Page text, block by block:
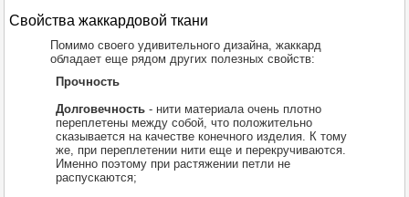
Свойства жаккардовой ткани
Помимо своего удивительного дизайна, жаккард
обладает еще рядом других полезных свойств:
Прочность
Долговечность - нити материала очень плотно
переплетены между собой, что положительно
сказывается на качестве конечного изделия. К тому
же, при переплетении нити еще и перекручиваются.
Именно поэтому при растяжении петли не
распускаются;